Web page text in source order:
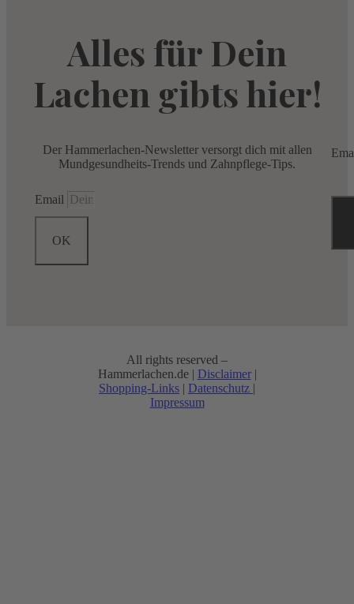
Alles für Dein
Lachen gibts hier!
Der Hammerlachen-Newsletter versorgt dich mit allen
Mundgesundheits-Trends und Zahnpflege-Tips.
Email
OK
All rights reserved –
Hammerlachen.de | Disclaimer|
Shopping-Links | Datenschutz |
Impressum